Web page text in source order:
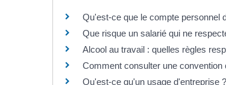
Qu'est-ce que le compte personnel
Que risque un salarié qui ne
Alcool au travail : quelles règles
Comment consulter une convention
Qu'est-ce qu'un usage d'entreprise ?